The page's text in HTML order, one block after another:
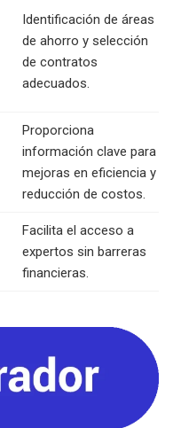
Identificación de áreas
de ahorro y selección
de contratos
adecuados.
Proporciona
información clave para
mejoras en eficiencia y
reducción de costos.
Facilita el acceso a
expertos sin barreras
financieras.